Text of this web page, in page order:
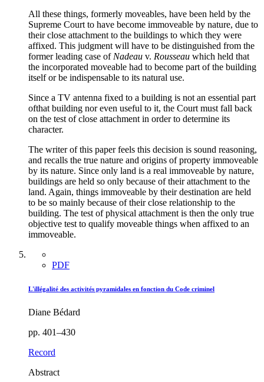
All these things, formerly moveables, have been held by the
Supreme Court to have become immoveable by nature, due to
their close attachment to the buildings to which they were
affixed. This judgment will have to be distinguished from the
former leading case of Nadeau v. Rousseau which held that
the incorporated moveable had to become part of the building
itself or be indispensable to its natural use.
Since a TV antenna fixed to a building is not an essential part
ofthat building nor even useful to it, the Court must fall back
on the test of close attachment in order to determine its
character.
The writer of this paper feels this decision is sound reasoning,
and recalls the true nature and origins of property immoveable
by its nature. Since only land is a real immoveable by nature,
buildings are held so only because of their attachment to the
land. Again, things immoveable by their destination are held
to be so mainly because of their close relationship to the
building. The test of physical attachment is then the only true
objective test to qualify moveable things when affixed to an
immoveable.
PDF
L'illégalité des activités pyramidales en fonction du Code criminel
Diane Bédard
pp. 401–430
Record
Abstract